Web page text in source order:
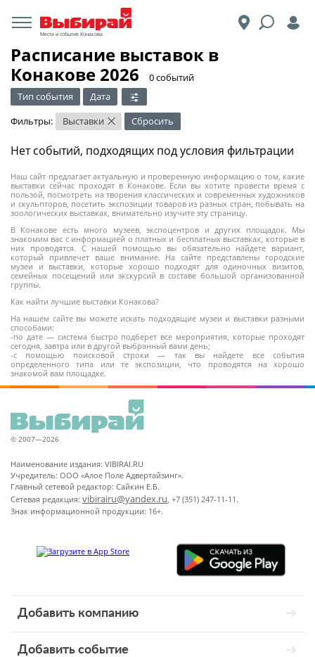
Места и события Конакова
Расписание выставок в
Конакове 2026
​0 событий
Тип события
Дата
Фильтры:
Выставки × Сбросить
Наш сайт предлагает актуальную и проверенную информацию о том, какие
выставки сейчас проходят в Конакове. Если вы хотите провести время с
пользой, посмотреть на творения классических и современных художников
и скульпторов, посетить экспозиции товаров из разных стран, побывать на
зоологических выставках, внимательно изучите эту страницу.
В Конакове есть много музеев, экспоцентров и других площадок. Мы
знакомим вас с информацией о платных и бесплатных выставках, которые в
них проводятся. С нашей помощью вы обязательно найдете вариант,
который привлечет ваше внимание. На сайте представлены городские
музеи и выставки, которые хорошо подходят для одиночных визитов,
семейных посещений или экскурсий в составе большой организованной
группы.
Как найти лучшие выставки Конакова?
На нашем сайте вы можете искать подходящие музеи и выставки разными
способами:
-по дате — система быстро подберет все мероприятия, которые проходят
сегодня, завтра или в другой выбранный вами день;
-с помощью поисковой строки — так вы найдете все события
определенного типа или те экспозиции, что проводятся на хорошо
знакомой вам площадке.
Нет событий, подходящих под условия фильтрации
© 2007—2026
Наименование издания: VIBIRAI.RU
Учредитель: ООО «Алое Поле Адвертайзинг».
Главный сетевой редактор: Сайкин Е.Б.
Сетевая редакция: vibirairu@yandex.ru, +7 (351) 247-11-11.
Знак информационной продукции: 16+.
Добавить компанию
Добавить событие